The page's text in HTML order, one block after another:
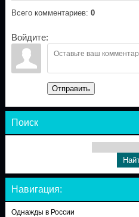
Всего комментариев: 0
Войдите:
Отправить
Поиск
Навигация:
Однажды в России